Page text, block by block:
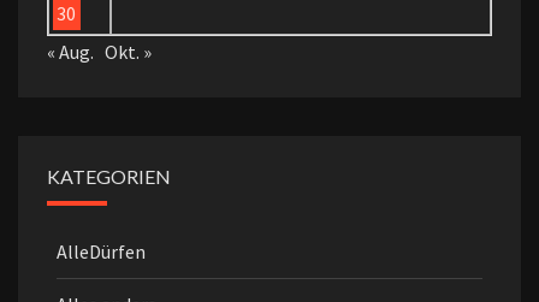
30
« Aug. Okt. »
KATEGORIEN
AlleDürfen